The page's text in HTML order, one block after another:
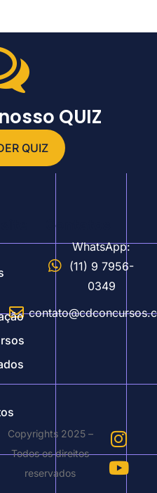
QUIZ
QUIZ
Contatos
WhatsApp:
(11) 9 7956-
0349
Copyrights 2025 –
Todos os direitos
reservados